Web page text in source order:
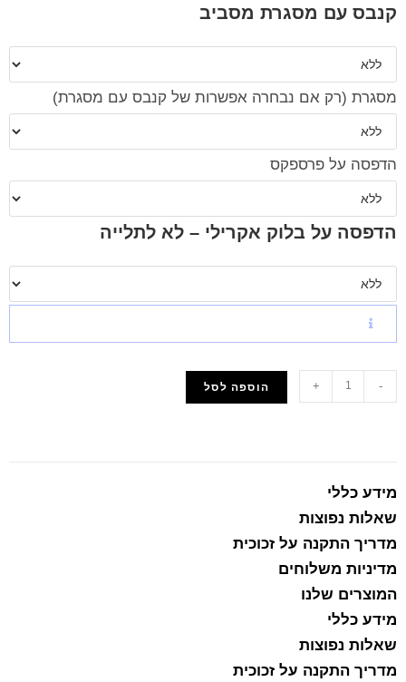
קנבס עם מסגרת מסביב
מסגרת (רק אם נבחרה אפשרות של קנבס עם מסגרת)
הדפסה על פרספקס
הדפסה על בלוק אקרילי – לא לתלייה
-
+ הוספה לסל
מידע כללי
שאלות נפוצות
מדריך התקנה על זכוכית
מדיניות משלוחים
המוצרים שלנו
מידע כללי
שאלות נפוצות
מדריך התקנה על זכוכית